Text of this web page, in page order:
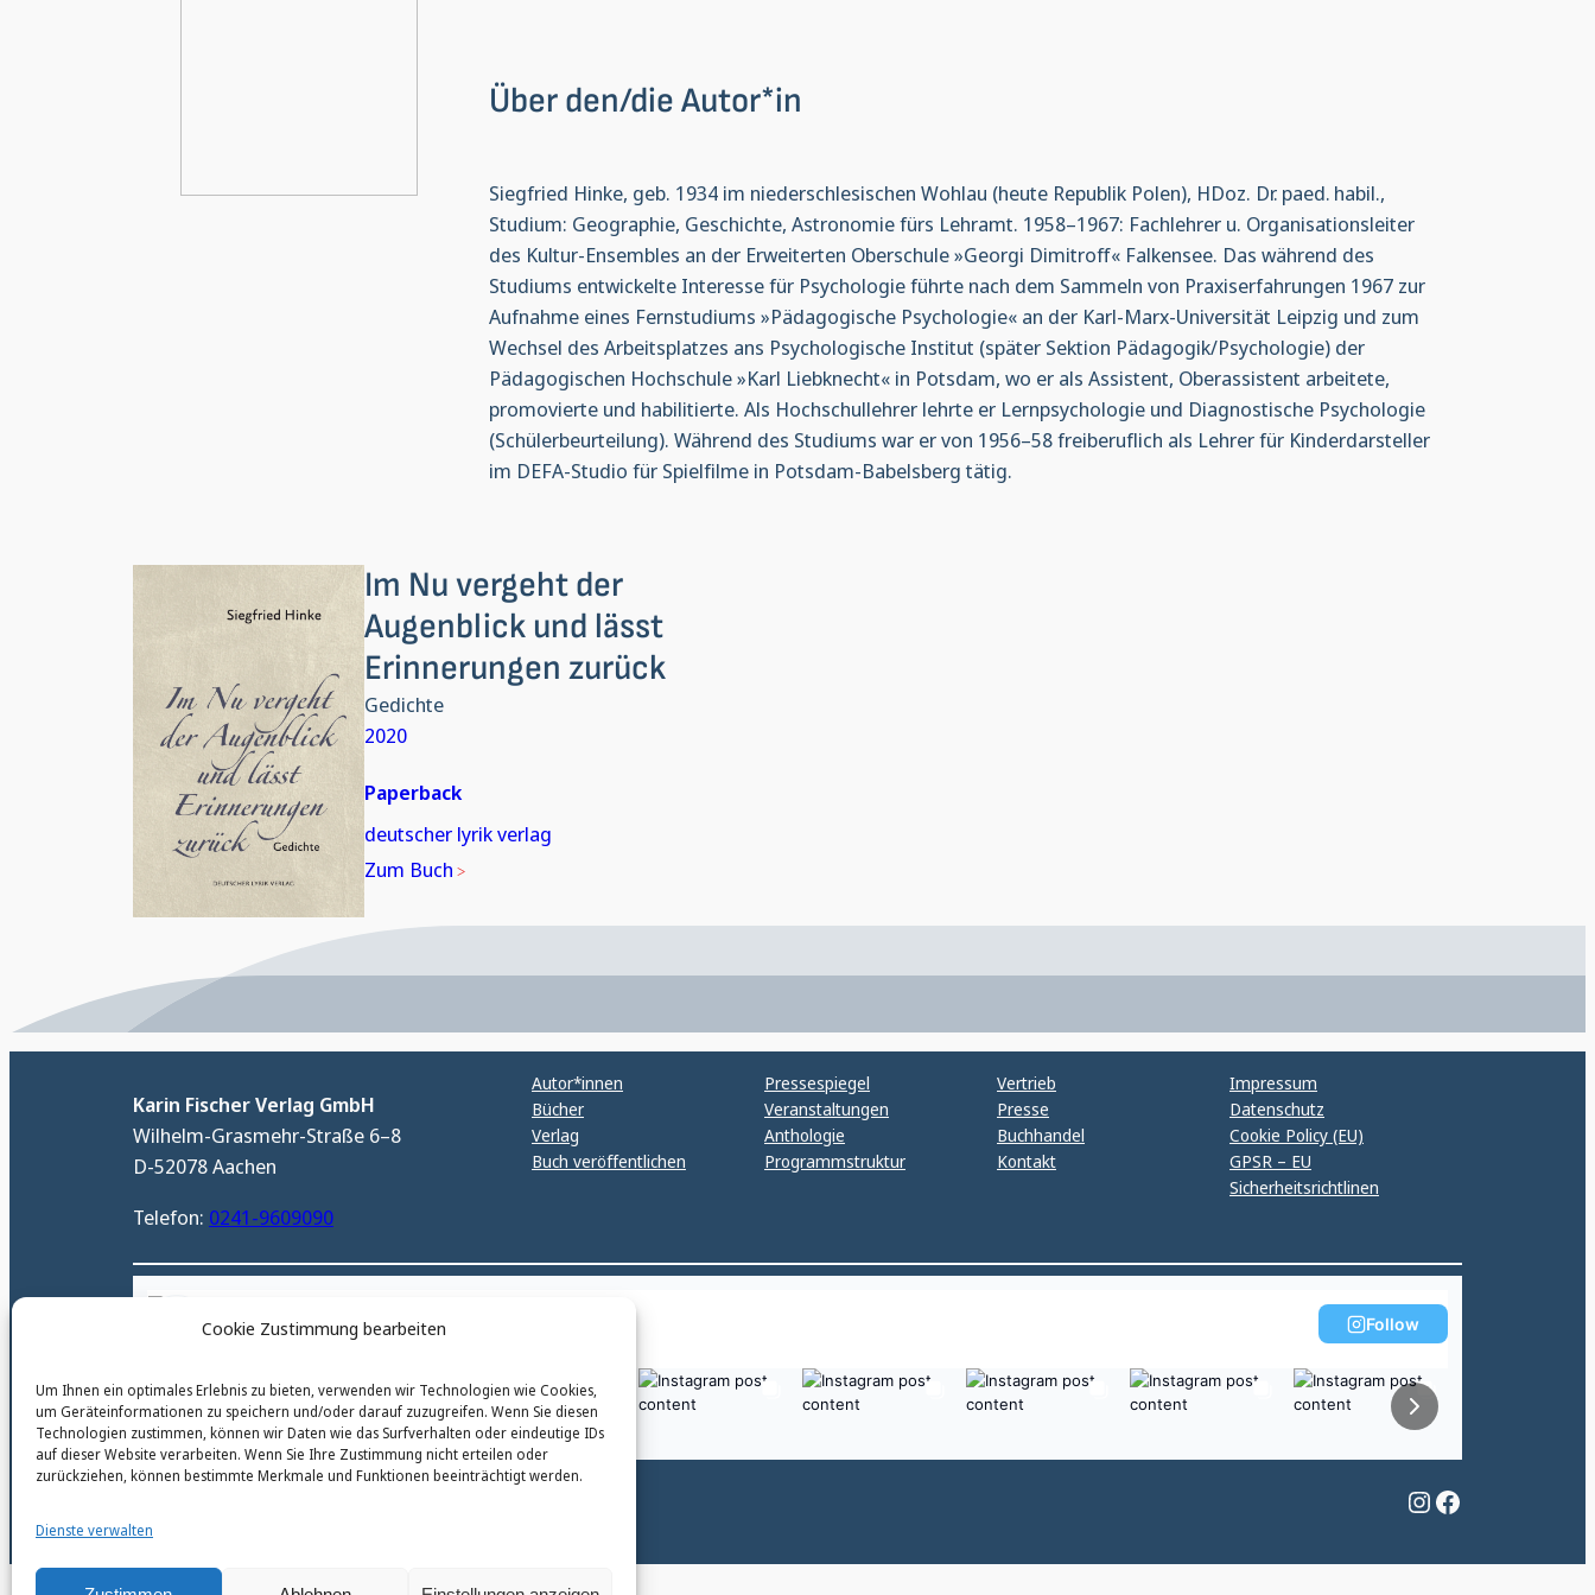
Cookie Zustimmung bearbeiten
Um Ihnen ein optimales Erlebnis zu bieten, verwenden wir Technologien wie Cookies,
um Geräteinformationen zu speichern und/oder darauf zuzugreifen. Wenn Sie diesen
Technologien zustimmen, können wir Daten wie das Surfverhalten oder eindeutige IDs
auf dieser Website verarbeiten. Wenn Sie Ihre Zustimmung nicht erteilen oder
zurückziehen, können bestimmte Merkmale und Funktionen beeinträchtigt werden.
Dienste verwalten
Über den/die Autor*in
Siegfried Hinke, geb. 1934 im niederschlesischen Wohlau (heute Republik Polen), HDoz. Dr. paed. habil.,
Studium: Geographie, Geschichte, Astronomie fürs Lehramt. 1958–1967: Fachlehrer u. Organisationsleiter
des Kultur-Ensembles an der Erweiterten Oberschule »Georgi Dimitroff« Falkensee. Das während des
Studiums entwickelte Interesse für Psychologie führte nach dem Sammeln von Praxiserfahrungen 1967 zur
Aufnahme eines Fernstudiums »Pädagogische Psychologie« an der Karl-Marx-Universität Leipzig und zum
Wechsel des Arbeitsplatzes ans Psychologische Institut (später Sektion Pädagogik/Psychologie) der
Pädagogischen Hochschule »Karl Liebknecht« in Potsdam, wo er als Assistent, Oberassistent arbeitete,
promovierte und habilitierte. Als Hochschullehrer lehrte er Lernpsychologie und Diagnostische Psychologie
(Schülerbeurteilung). Während des Studiums war er von 1956–58 freiberuflich als Lehrer für Kinderdarsteller
im DEFA-Studio für Spielfilme in Potsdam-Babelsberg tätig.
Im Nu vergeht der
Augenblick und lässt
Erinnerungen zurück
Gedichte
2020
Paperback
deutscher lyrik verlag
Zum Buch
Karin Fischer Verlag GmbH
Wilhelm-Grasmehr-Straße 6–8
D-52078 Aachen
Telefon: 0241-9609090
Autor*innen
Bücher
Verlag
Buch veröffentlichen
Pressespiegel
Veranstaltungen
Anthologie
Programmstruktur
Vertrieb
Presse
Buchhandel
Kontakt
Impressum
Datenschutz
Cookie Policy (EU)
GPSR – EU
Sicherheitsrichtlinen
@karinfischerverlag_ac
Follow
Instagram
Facebook